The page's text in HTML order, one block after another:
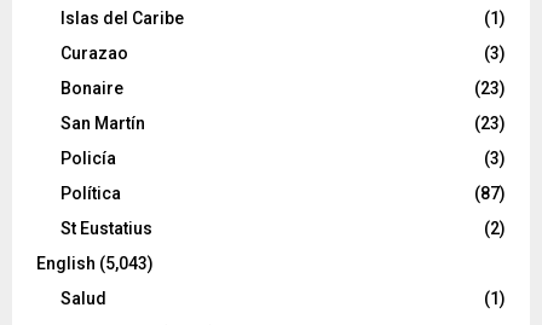
Islas del Caribe
(1)
Curazao
(3)
Bonaire
(23)
San Martín
(23)
Policía
(3)
Política
(87)
St Eustatius
(2)
English (5,043)
Salud
(1)